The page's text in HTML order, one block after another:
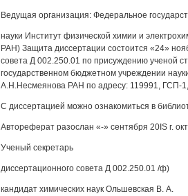
Ведущая организация: Федеральное
науки Институт физической химии и
РАН) Защита диссертации состоится «24»
совета Д 002.250.01 по присуждению ученой
государственном бюджетном учреждении
А.Н.Несмеянова РАН по адресу: 119991, ГСП-
С диссертацией можно ознакомиться в
Автореферат разослан «-» сентября 20IS г.
Ученый секретарь
диссертационного совета Д 002.250.01 /ф)
кандидат химических наук Ольшевская В. А.